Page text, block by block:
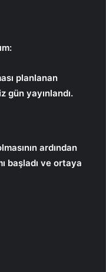
planlanan
gün yayınlandı.
ardından
başladı ve ortaya